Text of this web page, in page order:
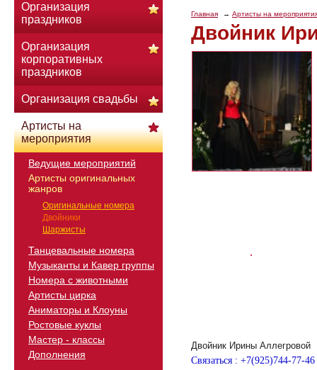
Главная Артисты на
Двойник
Двойник Ирины Аллегровой
Связаться : +7(925)744-77-46
Организация
праздников
Организация
корпоративных
праздников
Организация свадьбы
Артисты на
мероприятия
Ведущие мероприятий
Артисты оригинальных
жанров
Оригинальные номера
Двойники
Шаржисты
Танцевальные номера
Музыканты и Кавер группы
Номера с животными
Артисты цирка
Аниматоры и Клоуны
Ростовые куклы
Мастер - классы
Дополнения